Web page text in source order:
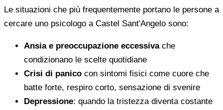
Le situazioni che più frequentemente portano le persone a
cercare uno psicologo a Castel Sant'Angelo sono:
Ansia e preoccupazione eccessivache
condizionano le scelte quotidiane
Crisi di panico con sintomi fisici come cuore che
batte forte, respiro corto, sensazione di svenire
Depressione: quando la tristezza diventa costante